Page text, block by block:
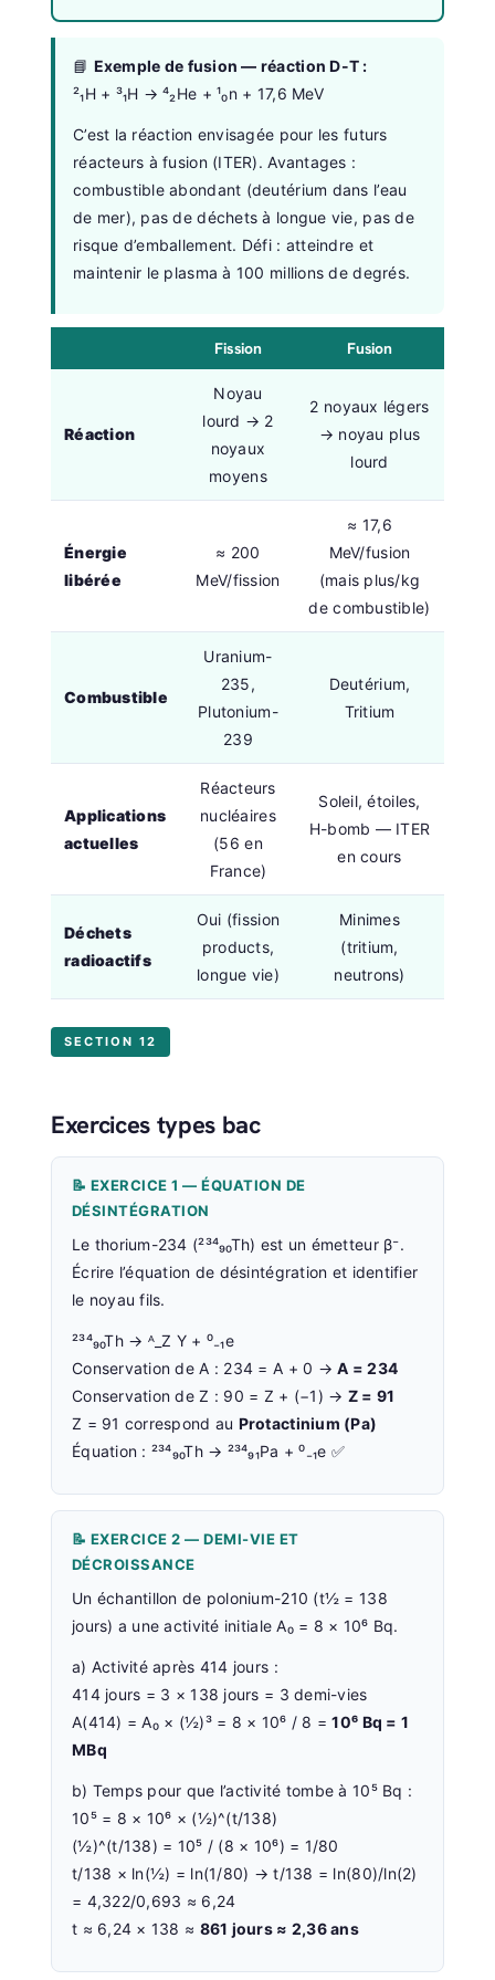
📘 Exemple de fusion — réaction D-T :
²₁H + ³₁H → ⁴₂He + ¹₀n + 17,6 MeV
C’est la réaction envisagée pour les futurs
réacteurs à fusion (ITER). Avantages :
combustible abondant (deutérium dans l’eau
de mer), pas de déchets à longue vie, pas de
risque d’emballement. Défi : atteindre et
maintenir le plasma à 100 millions de degrés.
Fission Fusion
Réaction
Noyau
lourd → 2
noyaux
moyens
2 noyaux légers
→ noyau plus
lourd
Énergie
libérée
≈ 200
MeV/fission
≈ 17,6
MeV/fusion
(mais plus/kg
de combustible)
Combustible
Uranium-
235,
Plutonium-
239
Deutérium,
Tritium
Applications
actuelles
Réacteurs
nucléaires
(56 en
France)
Soleil, étoiles,
H-bomb — ITER
en cours
Déchets
radioactifs
Oui (fission
products,
longue vie)
Minimes
(tritium,
neutrons)
SECTION 12
Exercices types bac
📝 EXERCICE 1 — ÉQUATION DE
DÉSINTÉGRATION
Le thorium-234 (²³⁴₉₀Th) est un émetteur β⁻.
Écrire l’équation de désintégration et identifier
le noyau fils.
²³⁴₉₀Th → ᴬ_Z Y + ⁰₋₁e
Conservation de A : 234 = A + 0 →A = 234
Conservation de Z : 90 = Z + (−1) → Z = 91
Z = 91 correspond au Protactinium (Pa)
Équation : ²³⁴₉₀Th → ²³⁴₉₁Pa + ⁰₋₁e ✅
📝 EXERCICE 2 — DEMI-VIE ET
DÉCROISSANCE
Un échantillon de polonium-210 (t½ = 138
jours) a une activité initiale A₀ = 8 × 10⁶ Bq.
a) Activité après 414 jours :
414 jours = 3 × 138 jours = 3 demi-vies
A(414) = A₀ × (½)³ = 8 × 10⁶ / 8 =10⁶ Bq = 1
MBq
b) Temps pour que l’activité tombe à 10⁵ Bq :
10⁵ = 8 × 10⁶ × (½)^(t/138)
(½)^(t/138) = 10⁵ / (8 × 10⁶) = 1/80
t/138 × ln(½) = ln(1/80) → t/138 = ln(80)/ln(2)
= 4,322/0,693 ≈ 6,24
t ≈ 6,24 × 138 ≈ 861 jours ≈ 2,36 ans